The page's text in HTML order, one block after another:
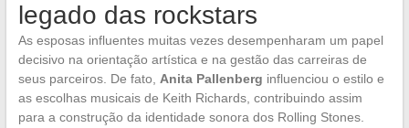
legado das rockstars
As esposas influentes muitas vezes desempenharam um papel
decisivo na orientação artística e na gestão das carreiras de
seus parceiros. De fato, Anita Pallenberg influenciou o estilo e
as escolhas musicais de Keith Richards, contribuindo assim
para a construção da identidade sonora dos Rolling Stones.